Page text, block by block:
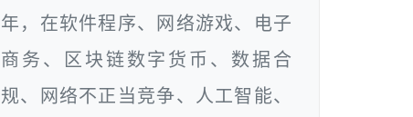
年，在软件程序、网络游戏、电子
商务、区块链数字货币、数据合
规、网络不正当竞争、人工智能、